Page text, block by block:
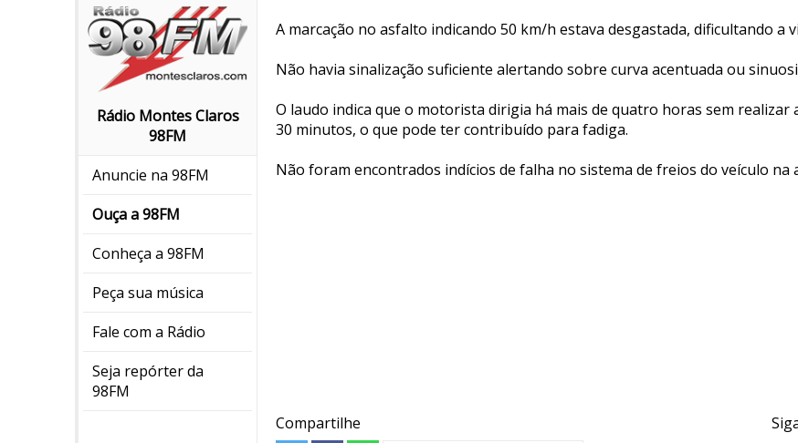
Rádio Montes Claros
98FM
Anuncie na 98FM
Ouça a 98FM
Conheça a 98FM
Peça sua música
Fale com a Rádio
Seja repórter da
98FM
A marcação no asfalto indicando 50 km/h estava desgastada, dificultando a
Não havia sinalização suficiente alertando sobre curva acentuada ou
O laudo indica que o motorista dirigia há mais de quatro horas sem realizar
30 minutos, o que pode ter contribuído para fadiga.
Não foram encontrados indícios de falha no sistema de freios do veículo na
Compartilhe